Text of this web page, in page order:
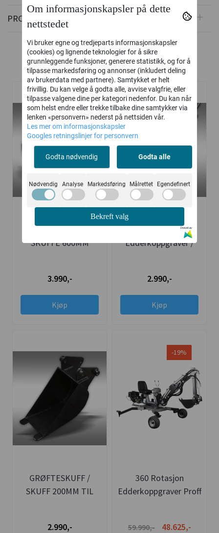
PRODUSENT
Relaterte produkter
PUSSESKUFF /
SKUFFE 600MM
3.990,-
Kjøp
Klype / Grabb For
Edderkoppgraver /
2.990,-
Kjøp
GRØFTESKUFF /
SKUFF 200MM TIL
2.990,-
-19%
360 Rotasjon
Edderkoppgraver Proff
59.990,- 48.625,-
Om informasjonskapsler på dette
nettstedet
Vi bruker egne og tredjeparts informasjonskapsler
(cookies) og lignende teknologier for å sikre
grunnleggende funksjoner, generere statistikk, og for å
tilpasse markedsføring og annonser (inkludert deling
av brukerdata med partnere). Samtykket er helt
frivillig. Du kan velge å godta alle, avvise valgfrie, eller
tilpasse valgene dine per kategori nedenfor. Du kan når
som helst endre eller trekke tilbake dine samtykker via
lenken «personvern» nederst på nettsiden vår.
Les mer om informasjonskapsler
Googles retningslinjer for personvern
Godta nødvendig Godta alle
Nødvendig Analyse Markedsføring Målrettet Egendefinert
Bekreft valg
Drevet av